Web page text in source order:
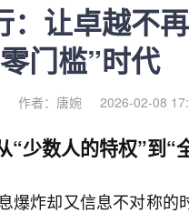
：让卓越不
门槛”时代
作者：唐婉 2026-02-08
“少数人的特权”到“
爆炸却又信息不对称的